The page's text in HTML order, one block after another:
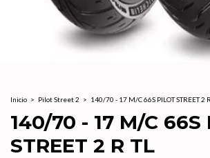
Inicio > Pilot Street 2 > 140/70 - 17 M/C 66S PILOT STREET 2 R
140/70 - 17 M/C 66S
STREET 2 R TL